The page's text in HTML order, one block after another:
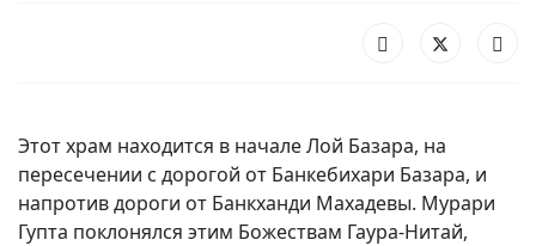
Этот храм находится в начале Лой Базара, на
пересечении с дорогой от Банкебихари Базара, и
напротив дороги от Банкханди Махадевы. Мурари
Гупта поклонялся этим Божествам Гаура-Нитай,